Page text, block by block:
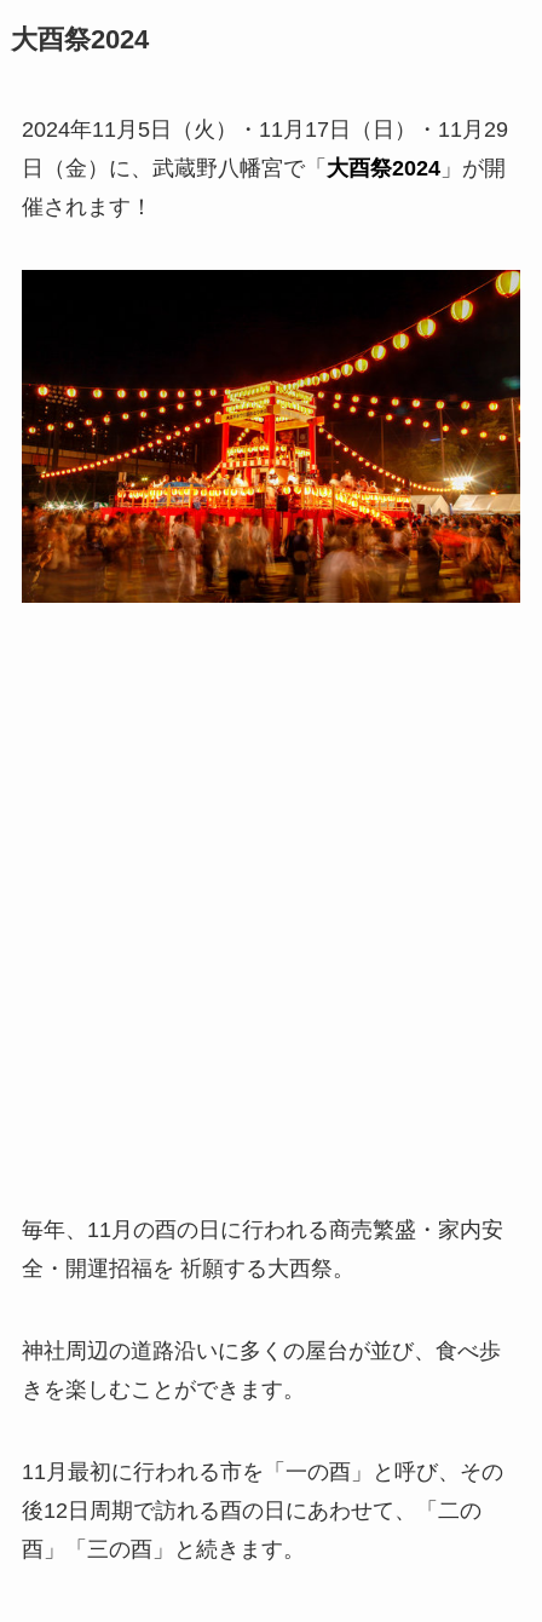
大酉祭2024
2024年11月5日（火）・11月17日（日）・11月29
日（金）に、武蔵野八幡宮で「 大酉祭2024」が開
催されます！
毎年、11月の酉の日に行われる商売繁盛・家内安
全・開運招福を 祈願する大西祭。
神社周辺の道路沿いに多くの屋台が並び、食べ歩
きを楽しむことができます。
11月最初に行われる市を「一の酉」と呼び、その
後12日周期で訪れる酉の日にあわせて、「二の
酉」「三の酉」と続きます。